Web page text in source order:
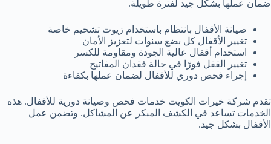
ضمان عملها بشكل جيد لفترة طويلة.
صيانة الأقفال بانتظام باستخدام زيوت تشحيم خاصة
تغيير الأقفال كل بضع سنوات لتعزيز الأمان
استخدام أقفال عالية الجودة ومقاومة للكسر
تغيير القفل فورًا في حالة فقدان المفاتيح
إجراء فحص دوري للأقفال لضمان عملها بكفاءة
تقدم شركة خيرات الكويت خدمات فحص وصيانة دورية للأقفال. هذه
الخدمات تساعد في الكشف المبكر عن المشاكل. وتضمن عمل
الأقفال بشكل جيد.